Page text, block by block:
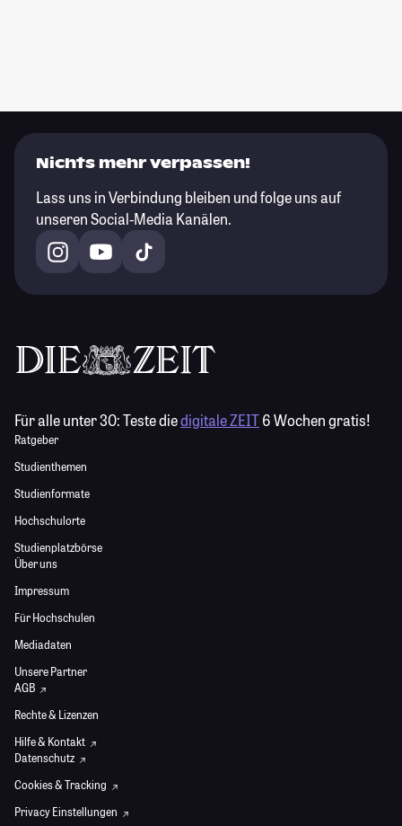
Nichts mehr verpassen!
Lass uns in Verbindung bleiben und folge uns auf
unseren Social-Media Kanälen.
Für alle unter 30:Teste diedigitale ZEIT6 Wochen gratis!
Ratgeber
Studienthemen
Studienformate
Hochschulorte
Studienplatzbörse
Über uns
Impressum
Für Hochschulen
Mediadaten
Unsere Partner
AGB
Rechte & Lizenzen
Hilfe & Kontakt
Datenschutz
Cookies & Tracking
Privacy Einstellungen